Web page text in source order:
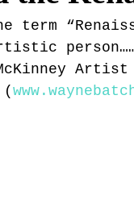
term
Artist
(